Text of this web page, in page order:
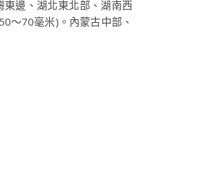
邊、湖北東北部、湖南西
～70毫米)。內蒙古中部、